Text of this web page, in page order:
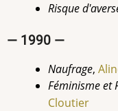
Risque
— 1990 —
Naufrage,
Féminisme et
Cloutier